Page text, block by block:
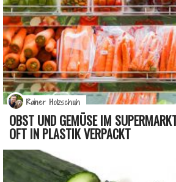
OBST UND GEMÜSE IM
OFT IN PLASTIK VERPACKT
Rainer Holzschuh